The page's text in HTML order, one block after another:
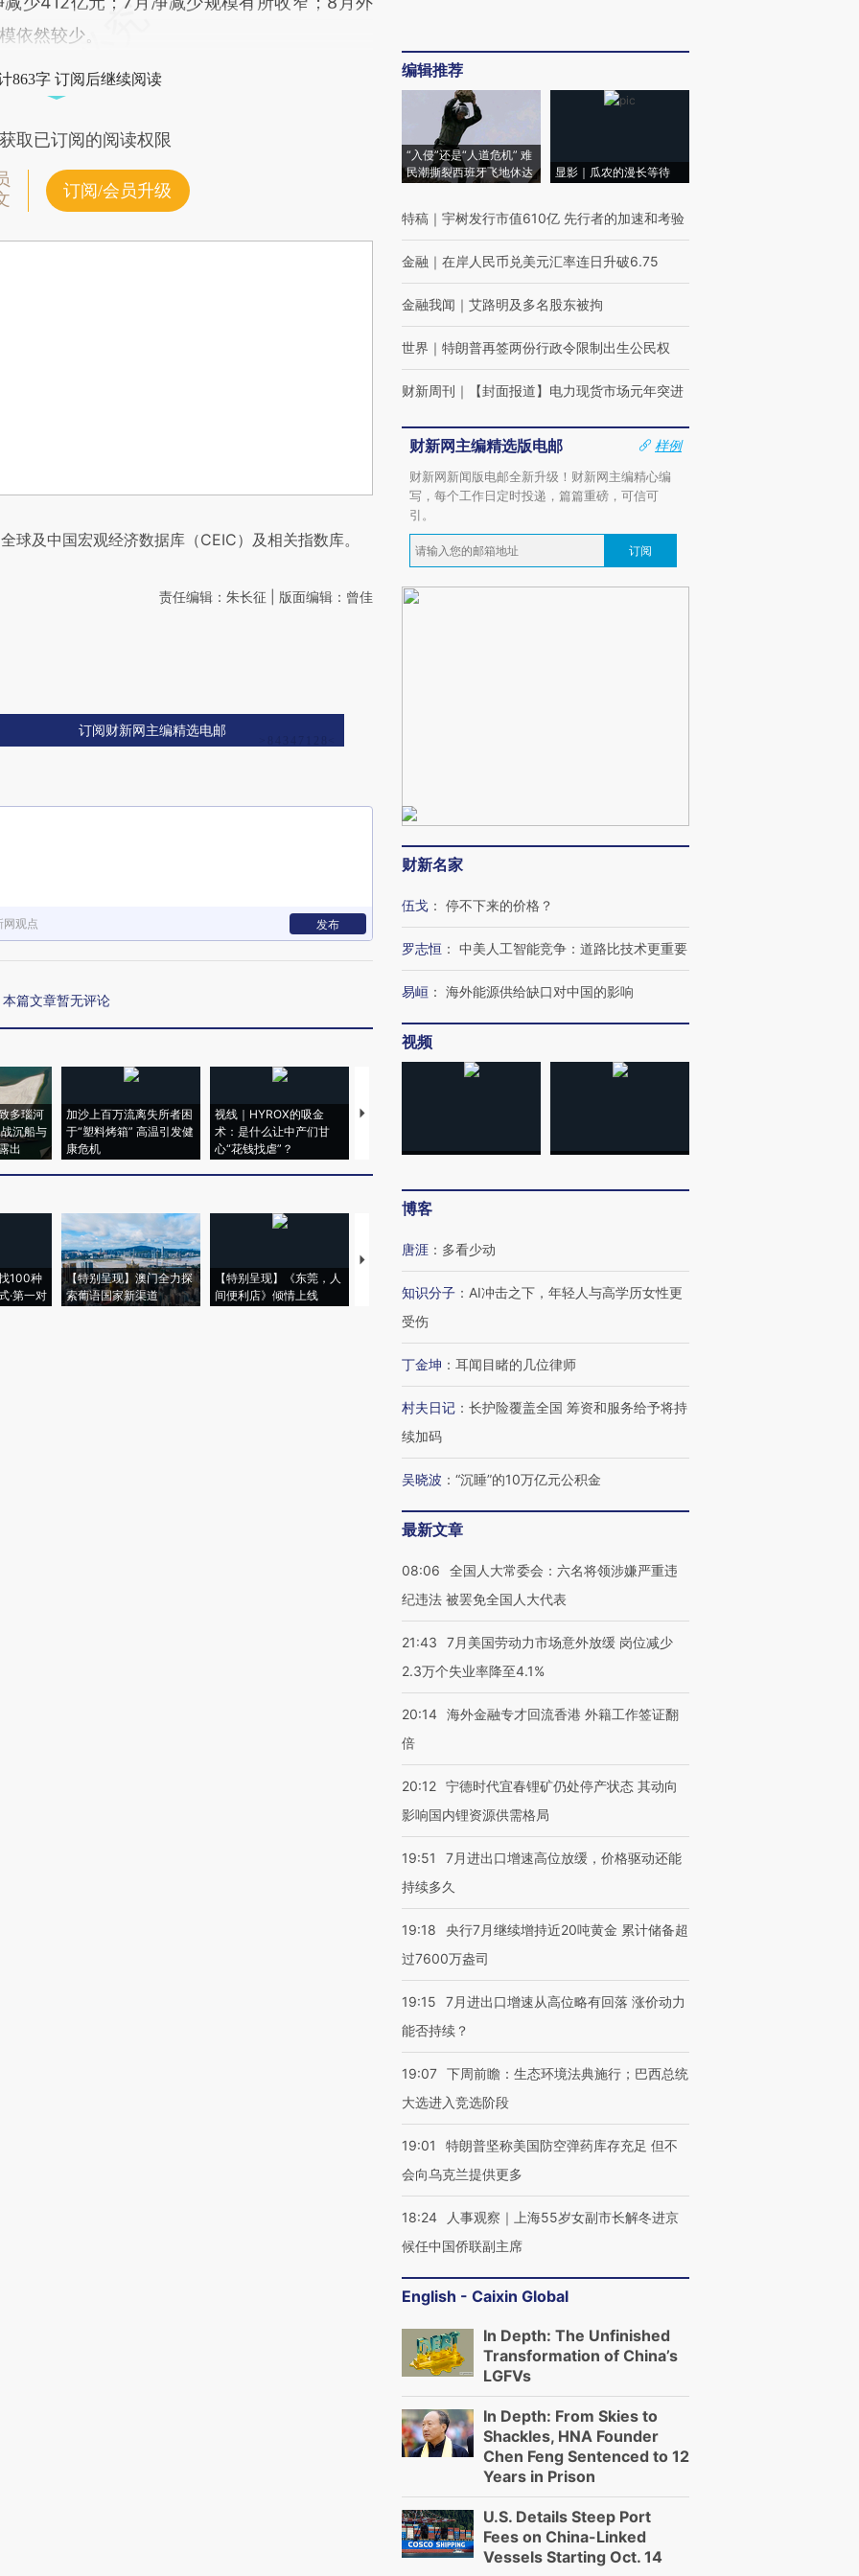
依然较少。
863字 订阅后继续阅读
取已订阅的阅读权限
订阅/会员升级
球及中国宏观经济数据库（CEIC）及相关指数库。
责任编辑：朱长征 | 版面编辑：曾佳
订阅财新网主编精选电邮
网观点 发布
本篇文章暂无评论
多瑙河
沉船与
出
加沙上百万流离失所者困
于“塑料烤箱” 高温引发健
康危机
视线｜HYROX的吸金
术：是什么让中产们甘
心“花钱找虐”？
马航飞行员跨国走私7万
育部长拱下台
飞地休达
100种
·第一对
【特别呈现】澳门全力探
索葡语国家新渠道
【特别呈现】《东莞，人
间便利店》倾情上线
【推广】走进第四届链博
有意思的生活方式·第三对
住三大增长引擎是什么？
编辑推荐
“入侵”还是“人道危机” 难
民潮撕裂西班牙飞地休达
显影｜瓜农的漫长等待
特稿 ｜ 宇树发行市值610亿 先行者的加速和考验
金融 ｜ 在岸人民币兑美元汇率连日升破6.75
金融我闻 ｜ 艾路明及多名股东被拘
世界 ｜ 特朗普再签两份行政令限制出生公民权
财新周刊 ｜ 【封面报道】电力现货市场元年突进
财新网主编精选版电邮
样例
财新网新闻版电邮全新升级！财新网主编精心编
写，每个工作日定时投递，篇篇重磅，可信可
引。
订阅
财新名家
伍戈 ： 停不下来的价格？
罗志恒 ： 中美人工智能竞争：道路比技术更重要
易峘 ： 海外能源供给缺口对中国的影响
视频
博客
唐涯 ： 多看少动
知识分子 ： AI冲击之下，年轻人与高学历女性更
受伤
丁金坤 ： 耳闻目睹的几位律师
村夫日记 ： 长护险覆盖全国 筹资和服务给予将持
续加码
吴晓波 ： “沉睡”的10万亿元公积金
最新文章
08:06
全国人大常委会：六名将领涉嫌严重违
纪违法 被罢免全国人大代表
21:43
7月美国劳动力市场意外放缓 岗位减少
2.3万个失业率降至4.1%
20:14 海外金融专才回流香港 外籍工作签证翻
倍
20:12 宁德时代宜春锂矿仍处停产状态 其动向
影响国内锂资源供需格局
19:51
7月进出口增速高位放缓，价格驱动还能
持续多久
19:18
央行7月继续增持近20吨黄金 累计储备超
过7600万盎司
19:15
7月进出口增速从高位略有回落 涨价动力
能否持续？
19:07 下周前瞻：生态环境法典施行；巴西总统
大选进入竞选阶段
19:01
特朗普坚称美国防空弹药库存充足 但不
会向乌克兰提供更多
18:24
人事观察｜上海55岁女副市长解冬进京
候任中国侨联副主席
English - Caixin Global
In Depth: The Unfinished
Transformation of China’s
LGFVs
In Depth: From Skies to
Shackles, HNA Founder
Chen Feng Sentenced to 12
Years in Prison
U.S. Details Steep Port
Fees on China-Linked
Vessels Starting Oct. 14